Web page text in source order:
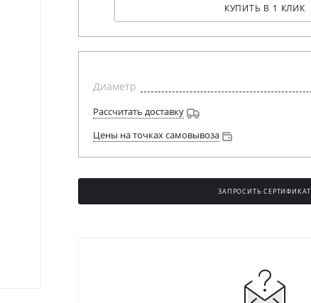
КУПИТЬ В 1 КЛИК
Диаметр
Рассчитать доставку
Цены на точках самовывоза
ЗАПРОСИТЬ СЕРТИФИКАТ